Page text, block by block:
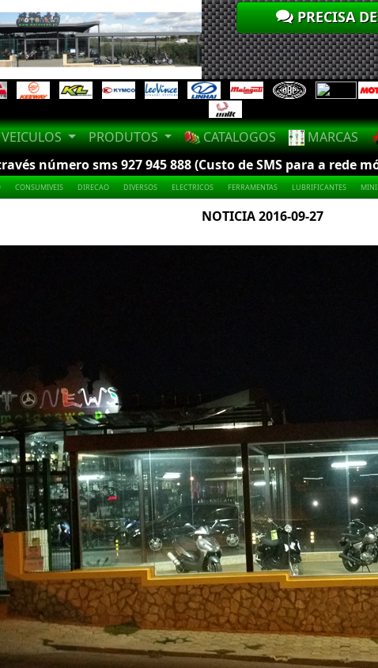
PRECISA
VEICULOS PRODUTOS CATALOGOS MARCAS
número sms 927 945 888 (Custo de SMS para a
CONSUMIVEIS DIRECAO DIVERSOS ELECTRICOS FERRAMENTAS LUBRIFICANTES
NOTICIA 2016-09-27